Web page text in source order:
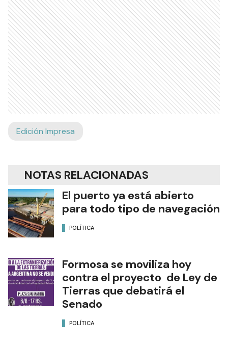
Edición Impresa
NOTAS RELACIONADAS
El puerto ya está abierto
para todo tipo de navegación
POLÍTICA
Formosa se moviliza hoy
contra el proyecto de Ley de
Tierras que debatirá el
Senado
POLÍTICA